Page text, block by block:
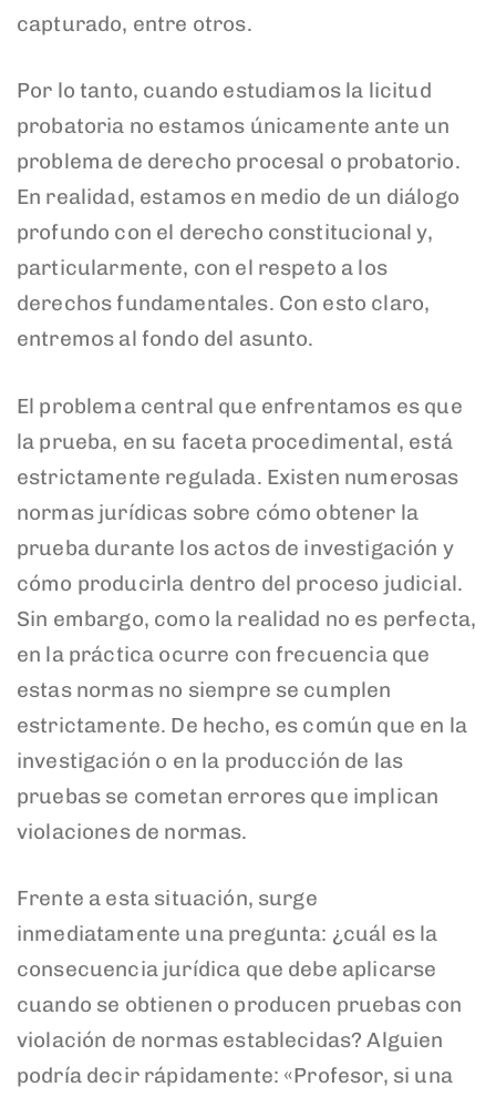
capturado, entre otros.
Por lo tanto, cuando estudiamos la licitud
probatoria no estamos únicamente ante un
problema de derecho procesal o probatorio.
En realidad, estamos en medio de un diálogo
profundo con el derecho constitucional y,
particularmente, con el respeto a los
derechos fundamentales. Con esto claro,
entremos al fondo del asunto.
El problema central que enfrentamos es que
la prueba, en su faceta procedimental, está
estrictamente regulada. Existen numerosas
normas jurídicas sobre cómo obtener la
prueba durante los actos de investigación y
cómo producirla dentro del proceso judicial.
Sin embargo, como la realidad no es perfecta,
en la práctica ocurre con frecuencia que
estas normas no siempre se cumplen
estrictamente. De hecho, es común que en la
investigación o en la producción de las
pruebas se cometan errores que implican
violaciones de normas.
Frente a esta situación, surge
inmediatamente una pregunta: ¿cuál es la
consecuencia jurídica que debe aplicarse
cuando se obtienen o producen pruebas con
violación de normas establecidas? Alguien
podría decir rápidamente: «Profesor, si una